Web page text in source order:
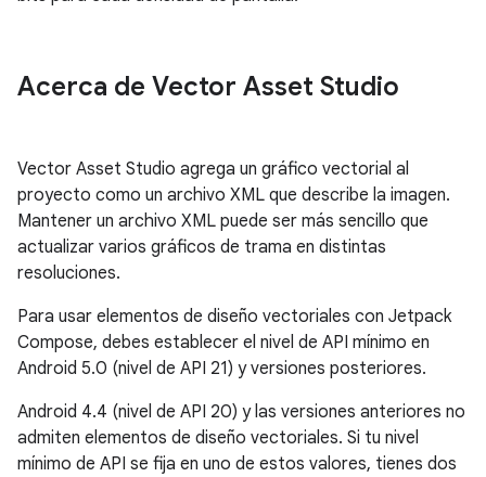
Acerca de Vector Asset Studio
Vector Asset Studio agrega un gráfico vectorial al
proyecto como un archivo XML que describe la imagen.
Mantener un archivo XML puede ser más sencillo que
actualizar varios gráficos de trama en distintas
resoluciones.
Para usar elementos de diseño vectoriales con Jetpack
Compose, debes establecer el nivel de API mínimo en
Android 5.0 (nivel de API 21) y versiones posteriores.
Android 4.4 (nivel de API 20) y las versiones anteriores no
admiten elementos de diseño vectoriales. Si tu nivel
mínimo de API se fija en uno de estos valores, tienes dos